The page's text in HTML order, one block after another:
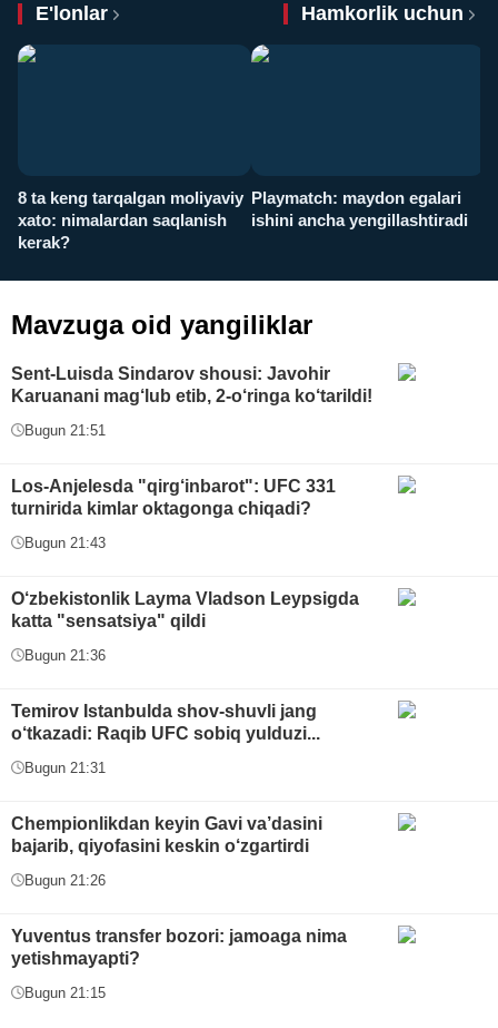
E'lonlar Hamkorlik uchun
8 ta keng tarqalgan moliyaviy
xato: nimalardan saqlanish
kerak?
Playmatch: maydon egalari
ishini ancha yengillashtiradi
Mavzuga oid yangiliklar
Sent-Luisda Sindarov shousi: Javohir
Karuanani mag‘lub etib, 2-o‘ringa ko‘tarildi!
Bugun 21:51
Los-Anjelesda "qirg‘inbarot": UFC 331
turnirida kimlar oktagonga chiqadi?
Bugun 21:43
O‘zbekistonlik Layma Vladson Leypsigda
katta "sensatsiya" qildi
Bugun 21:36
Temirov Istanbulda shov-shuvli jang
o‘tkazadi: Raqib UFC sobiq yulduzi...
Bugun 21:31
Chempionlikdan keyin Gavi va’dasini
bajarib, qiyofasini keskin o‘zgartirdi
Bugun 21:26
Yuventus transfer bozori: jamoaga nima
yetishmayapti?
Bugun 21:15